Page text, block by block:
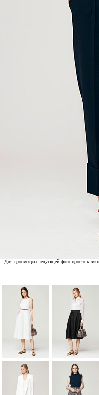
Для просмотра следующей фото просто